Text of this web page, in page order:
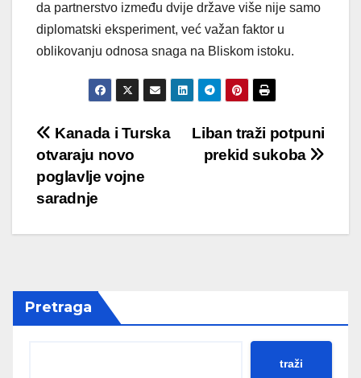
da partnerstvo između dvije države više nije samo
diplomatski eksperiment, već važan faktor u
oblikovanju odnosa snaga na Bliskom istoku.
Post
navigation
Liban traži potpuni
prekid sukoba
Kanada i Turska
otvaraju novo
poglavlje vojne
saradnje
Pretraga
traži